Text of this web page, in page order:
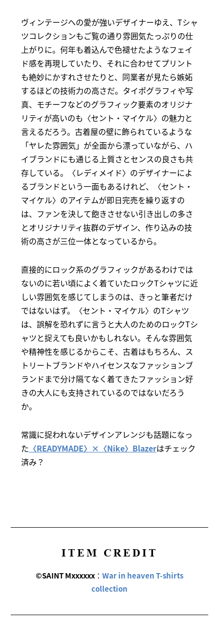
ヴィンテージへの愛が強いデザイナーゆえ、Tシャ
ツコレクションもご覧の通り雰囲気たっぷりの仕
上がりに。何年も着込んで色褪せたようなフェイ
ド感を再現していたり、それに合わせてプリント
も絶妙にかすれさせたりと、同業者が見たら嫉妬
するほどの技術力の高さだ。タイポグラフィや写
真、モチーフなどのグラフィック要素のオリジナ
リティが高いのも〈セント・マイケル〉の魅力と
言えるだろう。古着屋の壁に飾られているような
「ヤレた雰囲気」が全面から漂っていながら、ハ
イブランドにも通じる上質さとセンスの良さも共
存している。〈レディメイド〉のデザイナーによ
るブランドという一面もあるけれど、〈セント・
マイケル〉のアイテムが即日完売を繰り返すの
は、ファンを決して飽きさせない引き出しの多さ
とオリジナリティ抜群のデザイン、作り込みの技
術の高さが三位一体となっているから。
直接的にロック系のグラフィックがあるわけでは
ないのに若い頃によく着ていたロックTシャツに近
しい雰囲気を感じてしまうのは、きっと筆者だけ
ではないはず。〈セント・マイケル〉のTシャツ
は、誤解を恐れずに言うと大人のためのロックTシ
ャツと捉えても良いかもしれない。そんな雰囲気
や精神性を感じるからこそ、古着はもちろん、ス
トリートブランドやハイセンスなファッションブ
ランドまで分け隔てなく着てきたファッション好
きの大人にも支持されているのではないだろう
か。
常識に捉われないデザインアレンジも話題になっ
た 〈READYMADE〉×〈Nike〉Blazerはチェック
済み？
ITEM CREDIT
©SAINT Mxxxxxx： War in heaven T-shirts
collection